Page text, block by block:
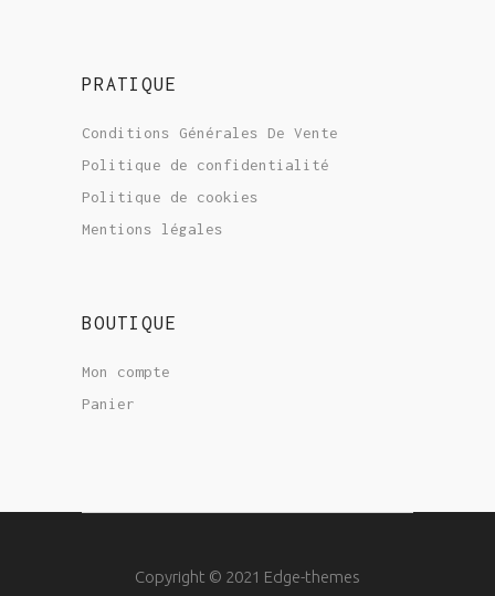
PRATIQUE
Conditions Générales De Vente
Politique de confidentialité
Politique de cookies
Mentions légales
BOUTIQUE
Mon compte
Panier
Copyright © 2021 Edge-themes